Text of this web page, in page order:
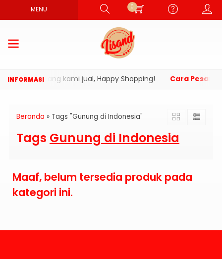
MENU 0
produk yang kami jual, Happy Shopping! Cara Pesan
Beranda » Tags "Gunung di Indonesia"
Tags Gunung di Indonesia
Maaf, belum tersedia produk pada
kategori ini.